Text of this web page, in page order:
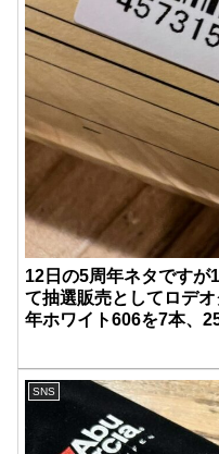
12日の5周年ネタですが
て抽選販売としてロデ
年ホワイト606を7本、
SNS